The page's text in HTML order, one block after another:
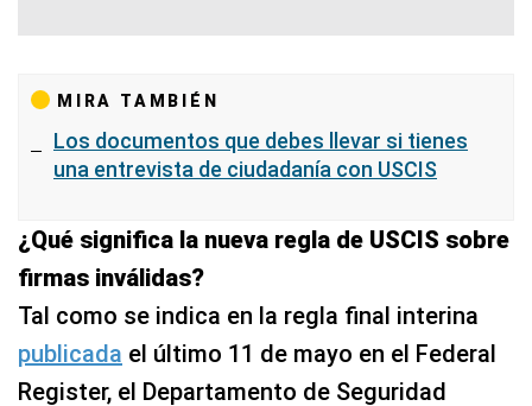
MIRA TAMBIÉN
Los documentos que debes llevar si tienes
una entrevista de ciudadanía con USCIS
¿Qué significa la nueva regla de USCIS sobre
firmas inválidas?
Tal como se indica en la regla final interina
publicada el último 11 de mayo en el Federal
Register, el Departamento de Seguridad